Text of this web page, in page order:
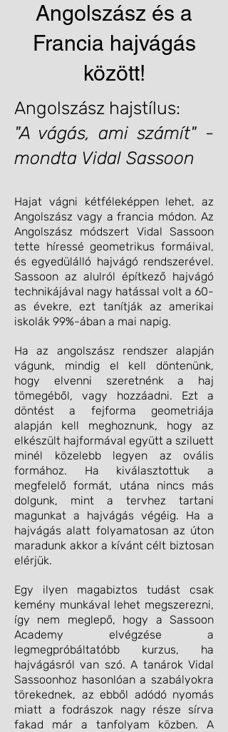
Angolszász és a
Francia hajvágás
között!
Angolszász hajstílus:
"A vágás, ami számít" -
mondta Vidal Sassoon
Hajat vágni kétféleképpen lehet, az
Angolszász vagy a francia módon. Az
Angolszász módszert Vidal Sassoon
tette híressé geometrikus formáival,
és egyedülálló hajvágó rendszerével.
Sassoon az alulról építkező hajvágó
technikájával nagy hatással volt a 60-
as évekre, ezt tanítják az amerikai
iskolák 99%-ában a mai napig.
Ha az angolszász rendszer alapján
vágunk, mindig el kell döntenünk,
hogy elvenni szeretnénk a haj
tömegéből, vagy hozzáadni. Ezt a
döntést a fejforma geometriája
alapján kell meghoznunk, hogy az
elkészült hajformával együtt a sziluett
minél közelebb legyen az ovális
formához. Ha kiválasztottuk a
megfelelő formát, utána nincs más
dolgunk, mint a tervhez tartani
magunkat a hajvágás végéig. Ha a
hajvágás alatt folyamatosan az úton
maradunk akkor a kívánt célt biztosan
elérjük.
Egy ilyen magabiztos tudást csak
kemény munkával lehet megszerezni,
így nem meglepő, hogy a Sassoon
Academy elvégzése a
legmegpróbáltatóbb kurzus, ha
hajvágásról van szó. A tanárok Vidal
Sassoonhoz hasonlóan a szabályokra
törekednek, az ebből adódó nyomás
miatt a fodrászok nagy része sírva
fakad már a tanfolyam közben. A